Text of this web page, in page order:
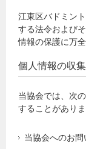
江東区バドミン
する法令および
情報の保護に万
個人情報の収
当協会では、次
することがありま
当協会へのお